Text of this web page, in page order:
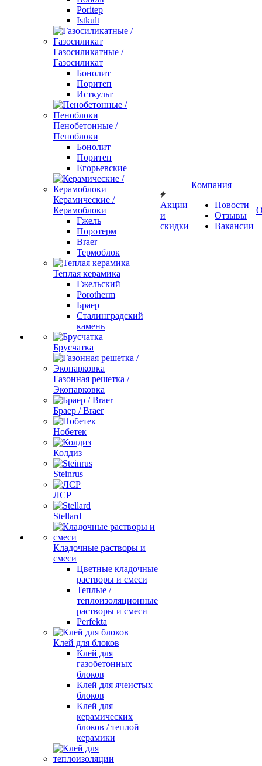
Poritep
Istkult
Газосиликатные /
Газосиликат
Бонолит
Поритеп
Исткульт
Пенобетонные /
Пеноблоки
Бонолит
Поритеп
Егорьевские
Керамические /
Керамоблоки
Гжель
Поротерм
Braer
Термоблок
Теплая керамика
Гжельский
Porotherm
Браер
Сталинградский
камень
Брусчатка
Газонная решетка /
Экопарковка
Браер / Braer
Нобетек
Колдиз
Steinrus
ЛСР
Stellard
Кладочные растворы и
смеси
Цветные кладочные
растворы и смеси
Теплые /
теплоизоляционные
растворы и смеси
Perfekta
Клей для блоков
Клей для
газобетонных
блоков
Клей для ячеистых
блоков
Клей для
керамических
блоков / теплой
керамики
Акции
и
скидки
Компания
Новости
Отзывы
Вакансии